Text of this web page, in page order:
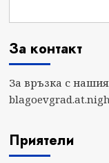
За контакт
За връзка с
Приятели